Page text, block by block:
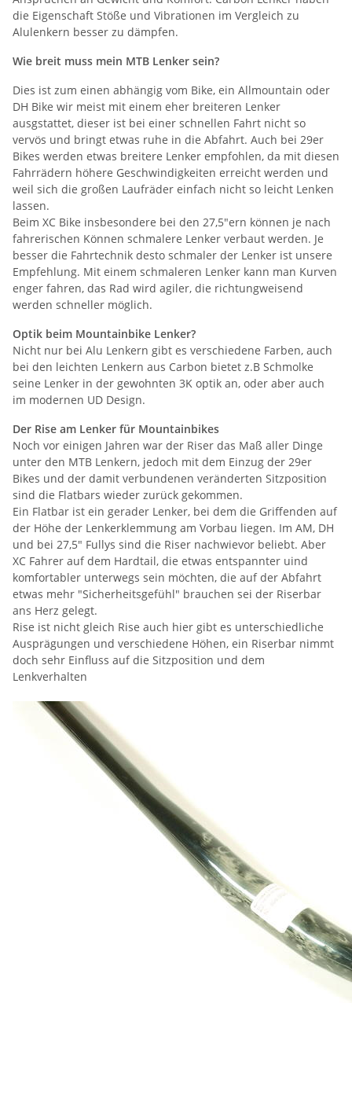
die Eigenschaft Stöße und Vibrationen im Vergleich zu
Alulenkern besser zu dämpfen.
Wie breit muss mein MTB Lenker sein?
Dies ist zum einen abhängig vom Bike, ein Allmountain oder
DH Bike wir meist mit einem eher breiteren Lenker
ausgstattet, dieser ist bei einer schnellen Fahrt nicht so
vervös und bringt etwas ruhe in die Abfahrt. Auch bei 29er
Bikes werden etwas breitere Lenker empfohlen, da mit diesen
Fahrrädern höhere Geschwindigkeiten erreicht werden und
weil sich die großen Laufräder einfach nicht so leicht Lenken
lassen.
Beim XC Bike insbesondere bei den 27,5"ern können je nach
fahrerischen Können schmalere Lenker verbaut werden. Je
besser die Fahrtechnik desto schmaler der Lenker ist unsere
Empfehlung. Mit einem schmaleren Lenker kann man Kurven
enger fahren, das Rad wird agiler, die richtungweisend
werden schneller möglich.
Optik beim Mountainbike Lenker?
Nicht nur bei Alu Lenkern gibt es verschiedene Farben, auch
bei den leichten Lenkern aus Carbon bietet z.B Schmolke
seine Lenker in der gewohnten 3K optik an, oder aber auch
im modernen UD Design.
Der Rise am Lenker für Mountainbikes
Noch vor einigen Jahren war der Riser das Maß aller Dinge
unter den MTB Lenkern, jedoch mit dem Einzug der 29er
Bikes und der damit verbundenen veränderten Sitzposition
sind die Flatbars wieder zurück gekommen.
Ein Flatbar ist ein gerader Lenker, bei dem die Griffenden auf
der Höhe der Lenkerklemmung am Vorbau liegen. Im AM, DH
und bei 27,5" Fullys sind die Riser nachwievor beliebt. Aber
XC Fahrer auf dem Hardtail, die etwas entspannter uind
komfortabler unterwegs sein möchten, die auf der Abfahrt
etwas mehr "Sicherheitsgefühl" brauchen sei der Riserbar
ans Herz gelegt.
Rise ist nicht gleich Rise auch hier gibt es unterschiedliche
Ausprägungen und verschiedene Höhen, ein Riserbar nimmt
doch sehr Einfluss auf die Sitzposition und dem
Lenkverhalten